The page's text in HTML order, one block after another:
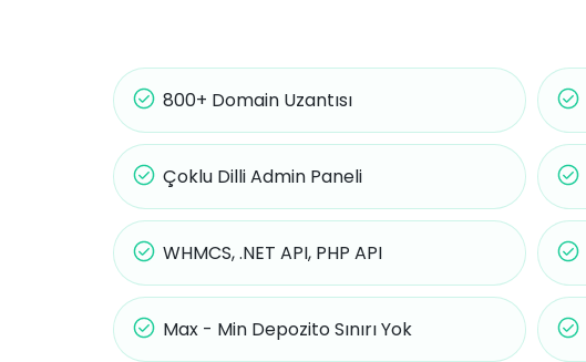
800+ Domain Uzantısı
Çoklu Dilli Admin Paneli
WHMCS, .NET API, PHP API
Max - Min Depozito Sınırı Yok